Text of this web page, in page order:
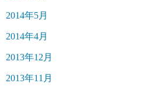
2014年5月
2014年4月
2013年12月
2013年11月